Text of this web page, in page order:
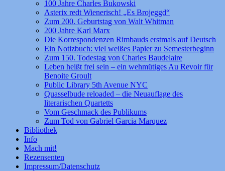
100 Jahre Charles Bukowski
Asterix redt Wienerisch! „Es Brojeggd“
Zum 200. Geburtstag von Walt Whitman
200 Jahre Karl Marx
Die Korrespondenzen Rimbauds erstmals auf Deutsch
Ein Notizbuch: viel weißes Papier zu Semesterbeginn
Zum 150. Todestag von Charles Baudelaire
Leben heißt frei sein – ein wehmütiges Au Revoir für
Benoite Groult
Public Library 5th Avenue NYC
Quasselbude reloaded – die Neuauflage des
literarischen Quartetts
Vom Geschmack des Publikums
Zum Tod von Gabriel Garcia Marquez
Bibliothek
Info
Mach mit!
Rezensenten
Impressum/Datenschutz